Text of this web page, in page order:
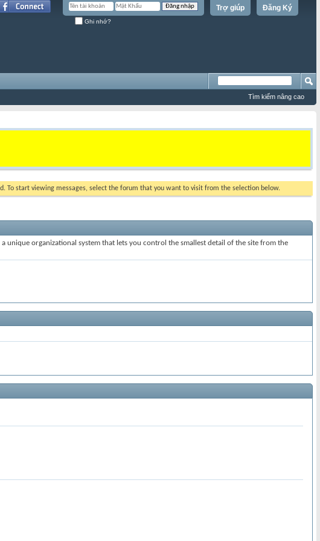
Đăng Ký
Trợ giúp
Ghi nhớ?
Tìm kiếm nâng cao
To start viewing messages, select the forum that you want to visit from the selection below.
unique organizational system that lets you control the smallest detail of the site from the